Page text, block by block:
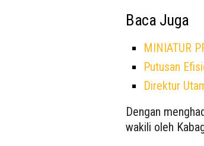
Baca Juga
MINIATUR
Putusan
Direktur
Dengan
wakili oleh